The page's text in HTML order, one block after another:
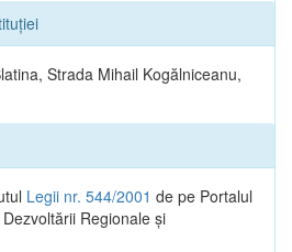
Strada Mihail Kogălniceanu,
Legii nr. 544/2001 de pe Portalul
Regionale și